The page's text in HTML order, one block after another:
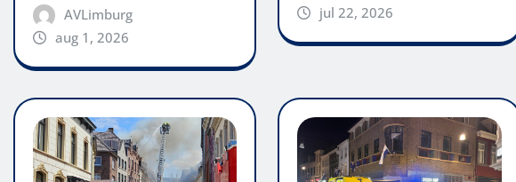
AVLimburg
aug 1, 2026
jul 22, 2026